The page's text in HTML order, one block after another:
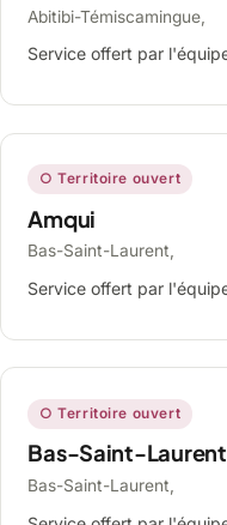
Abitibi-Témiscamingue,
Service offert par
○ Territoire ouvert
Amqui
Bas-Saint-Laurent,
Service offert par
○ Territoire ouvert
Bas-Saint-Laurent
Bas-Saint-Laurent,